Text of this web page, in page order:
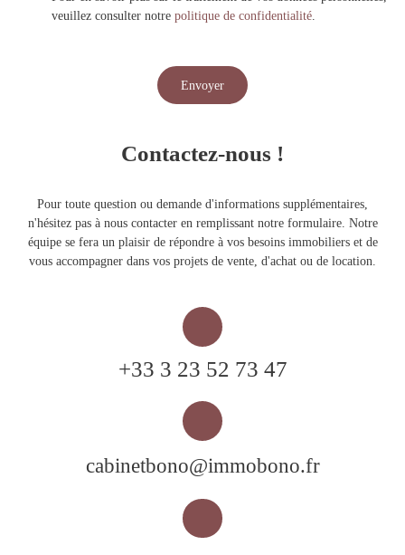
veuillez consulter notre politique de confidentialité
Envoyer
Contactez-nous !
Pour toute question ou demande d'informations supplémentaires,
n'hésitez pas à nous contacter en remplissant notre formulaire. Notre
équipe se fera un plaisir de répondre à vos besoins immobiliers et de
vous accompagner dans vos projets de vente, d'achat ou de location.
+33 3 23 52 73 47
cabinetbono@immobono.fr